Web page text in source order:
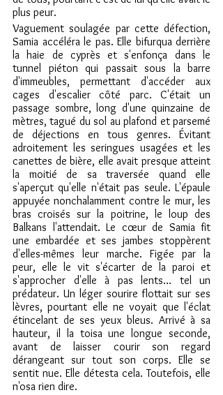
plus peur.
Vaguement soulagée par cette défection,
Samia accéléra le pas. Elle bifurqua derrière
la haie de cyprès et s'enfonça dans le
tunnel piéton qui passait sous la barre
d'immeubles, permettant d'accéder aux
cages d'escalier côté parc. C'était un
passage sombre, long d'une quinzaine de
mètres, tagué du sol au plafond et parsemé
de déjections en tous genres. Évitant
adroitement les seringues usagées et les
canettes de bière, elle avait presque atteint
la moitié de sa traversée quand elle
s'aperçut qu'elle n'était pas seule. L'épaule
appuyée nonchalamment contre le mur, les
bras croisés sur la poitrine, le loup des
Balkans l'attendait. Le cœur de Samia fit
une embardée et ses jambes stoppèrent
d'elles-mêmes leur marche. Figée par la
peur, elle le vit s'écarter de la paroi et
s'approcher d'elle à pas lents… tel un
prédateur. Un léger sourire flottait sur ses
lèvres, pourtant elle ne voyait que l'éclat
étincelant de ses yeux bleus. Arrivé à sa
hauteur, il la toisa une longue seconde,
avant de laisser courir son regard
dérangeant sur tout son corps. Elle se
sentit nue. Elle détesta cela. Toutefois, elle
n'osa rien dire.